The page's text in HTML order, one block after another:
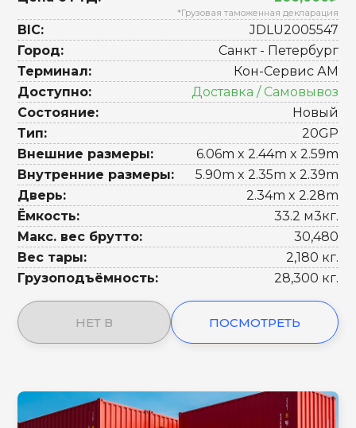
*Грузовая таможенная декларация
BIC:
JDLU2005547
Город:
Санкт - Петербург
Терминал:
Кон-Сервис АМ
Доступно:
Доставка / Самовывоз
Состояние:
Новый
Тип:
20GP
Внешние размеры:
6.06m x 2.44m x 2.59m
Внутренние размеры:
5.90m x 2.35m x 2.39m
Дверь:
2.34m x 2.28m
Ёмкость:
33.2 м3кг.
Макс. вес брутто:
30,480
Вес тары:
2,180 кг.
Грузоподъёмность:
28,300 кг.
НЕТ В ПОСМОТРЕТЬ